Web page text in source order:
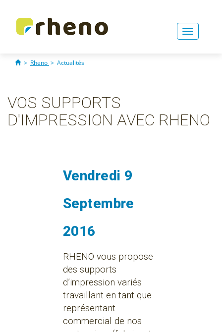
Toggle
> Rheno > Actualités
VOS SUPPORTS
D'IMPRESSION AVEC RHENO
Vendredi 9
Septembre
2016
RHENO vous propose
des supports
d’impression variés
travaillant en tant que
représentant
commercial de nos